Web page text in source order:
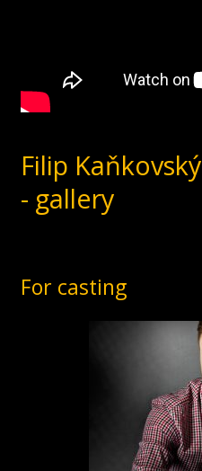
Filip Kaňkovský
- gallery
For casting